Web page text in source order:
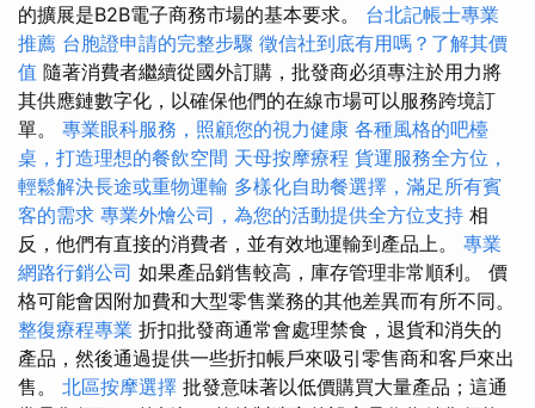
的擴展是B2B電子商務市場的基本要求。 台北記帳士專業
推薦 台胞證申請的完整步驟 徵信社到底有用嗎？了解其價
值 隨著消費者繼續從國外訂購，批發商必須專注於用力將
其供應鏈數字化，以確保他們的在線市場可以服務跨境訂
單。 專業眼科服務，照顧您的視力健康 各種風格的吧檯
桌，打造理想的餐飲空間 天母按摩療程 貨運服務全方位，
輕鬆解決長途或重物運輸 多樣化自助餐選擇，滿足所有賓
客的需求 專業外燴公司，為您的活動提供全方位支持 相
反，他們有直接的消費者，並有效地運輸到產品上。 專業
網路行銷公司 如果產品銷售較高，庫存管理非常順利。 價
格可能會因附加費和大型零售業務的其他差異而有所不同。
整復療程專業 折扣批發商通常會處理禁食，退貨和消失的
產品，然後通過提供一些折扣帳戶來吸引零售商和客戶來出
售。 北區按摩選擇 批發意味著以低價購買大量產品；這通